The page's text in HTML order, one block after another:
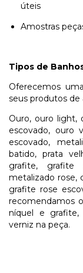
úteis
Amostras
Tipos de
Oferecemos
seus produtos de
Ouro, ouro light,
escovado, ouro
escovado,
batido, prata
grafite, grafite
metalizado rose,
grafite rose
recomendamos
níquel e grafite,
verniz na peça.